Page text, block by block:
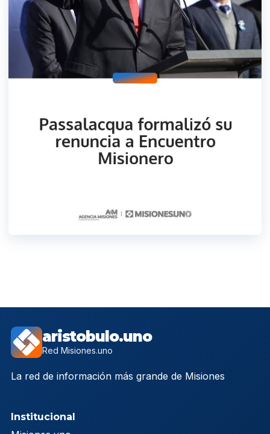
aristobulo.uno
Red Misiones.uno
La red de información más grande de Misiones
Institucional